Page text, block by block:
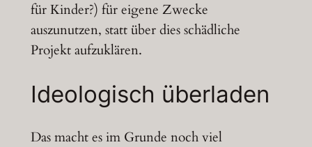
für Kinder?) für eigene Zwecke
auszunutzen, statt über dies schädliche
Projekt aufzuklären.
Ideologisch überladen
Das macht es im Grunde noch viel